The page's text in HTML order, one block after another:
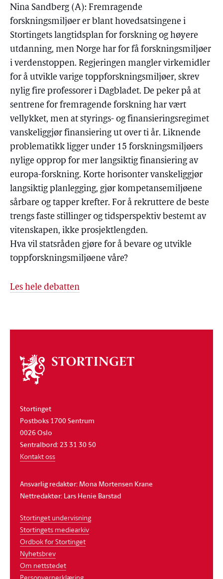
Nina Sandberg (A): Fremragende
forskningsmiljøer er blant hovedsatsingene i
Stortingets langtidsplan for forskning og høyere
utdanning, men Norge har for få forskningsmiljøer
i verdenstoppen. Regjeringen mangler virkemidler
for å utvikle varige toppforskningsmiljøer, skrev
nylig fire professorer i Dagbladet. De peker på at
sentrene for fremragende forskning har vært
vellykket, men at styrings- og finansieringsregimet
vanskeliggjør finansiering ut over ti år. Liknende
problematikk ligger under 15 forskningsmiljøers
nylige opprop for mer langsiktig finansiering av
europa-forskning. Korte horisonter vanskeliggjør
langsiktig planlegging, gjør kompetansemiljøene
sårbare og tapper krefter. For å rekruttere de beste
trengs faste stillinger og tidsperspektiv bestemt av
vitenskapen, ikke prosjektlengden.
Hva vil statsråden gjøre for å bevare og utvikle
toppforskningsmiljøene våre?
Les hele debatten
Om
stortinget
Stortinget
Postboks 1700 Sentrum
0026 Oslo
Sentralbord: 23 31 30 50
Kontakt oss
Ansvarlig redaktør: Mona Mortensen Krane
Nettredaktør: Lars Henie Barstad
Stortinget undervisning
Stortingets mediearkiv
Ordbok for Stortinget
Nyhetsbrev
Om nettstedet